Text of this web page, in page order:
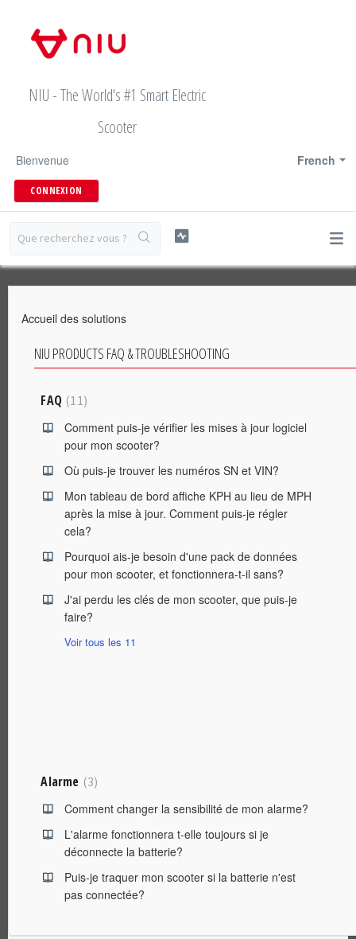
NIU - The World's #1 Smart Electric
Scooter
French
Bienvenue
CONNEXION
Accueil des solutions
NIU PRODUCTS FAQ & TROUBLESHOOTING
FAQ 11
Comment puis-je vérifier les mises à jour logiciel
pour mon scooter?
Où puis-je trouver les numéros SN et VIN?
Mon tableau de bord affiche KPH au lieu de MPH
après la mise à jour. Comment puis-je régler
cela?
Pourquoi ais-je besoin d'une pack de données
pour mon scooter, et fonctionnera-t-il sans?
J'ai perdu les clés de mon scooter, que puis-je
faire?
Voir tous les 11
Alarme 3
Comment changer la sensibilité de mon alarme?
L'alarme fonctionnera t-elle toujours si je
déconnecte la batterie?
Puis-je traquer mon scooter si la batterie n'est
pas connectée?